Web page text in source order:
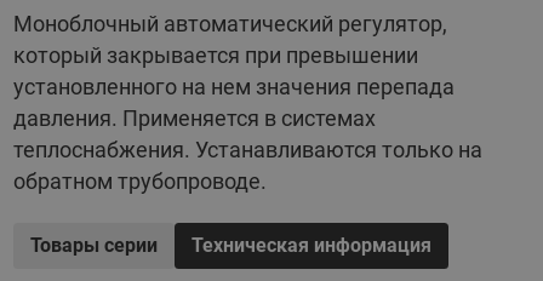
Моноблок DPR включает в себя клапан, регулирующий
блок с диафрагменным элементом и импульсную трубку
между ними, вторая импульсная трубка AV в комплект не
входит и заказывается отдельно.
Теплоноситель, применяемый с клапанами — вода или
водогликолевые смеси до 30 % с температурой до 150 °С и
условным давлением PN 25 бар.
Моноблочные регуляторы перепада давленияDPR
Моноблочный автоматический регулятор,
который закрывается при превышении
установленного на нем значения перепада
давления. Применяется в системах
теплоснабжения. Устанавливаются только на
обратном трубопроводе.
Товары серии Техническая информация